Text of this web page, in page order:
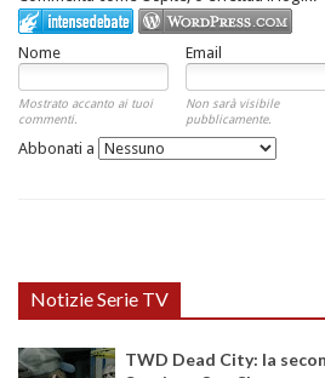
Nome Email
Mostrato accanto ai tuoi
commenti.
Non sarà visibile
pubblicamente.
Abbonati a
Notizie Serie TV
TWD Dead City: la